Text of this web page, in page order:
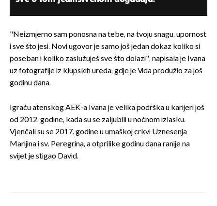
"Neizmjerno sam ponosna na tebe, na tvoju snagu, upornost
i sve što jesi. Novi ugovor je samo još jedan dokaz koliko si
poseban i koliko zaslužuješ sve što dolazi", napisala je Ivana
uz fotografije iz klupskih ureda, gdje je Vida produžio za još
godinu dana.
Igraču atenskog AEK-a Ivana je velika podrška u karijeri još
od 2012. godine, kada su se zaljubili u noćnom izlasku.
Vjenčali su se 2017. godine u umaškoj crkvi Uznesenja
Marijina i sv. Peregrina, a otprilike godinu dana ranije na
svijet je stigao David.